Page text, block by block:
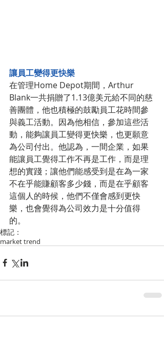
讓員工變得更快樂
在管理Home Depot期間，Arthur
Blank一共捐贈了1.13億美元給不同的慈
善團體，他也積極的鼓勵員工花時間參
與義工活動。因為他相信，參加這些活
動，能夠讓員工變得更快樂，也更願意
為公司付出。他認為，一間企業，如果
能讓員工覺得工作不再是工作，而是理
想的實踐；讓他們能感受到是在為一家
不在乎能賺顧客多少錢，而是在乎顧客
這個人的時候，他們不僅會感到更快
樂，也會覺得為公司效力是十分值得
的。
標記：
market trend